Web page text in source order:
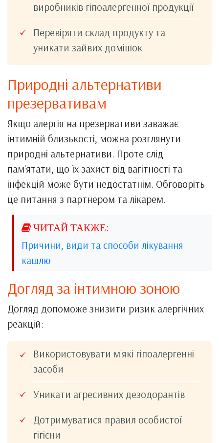
виробників гіпоалергенної продукції
Перевіряти склад продукту та
уникати зайвих домішок
Природні альтернативи
презервативам
Якщо алергія на презервативи заважає
інтимній близькості, можна розглянути
природні альтернативи. Проте слід
пам'ятати, що їх захист від вагітності та
інфекцій може бути недостатнім. Обговоріть
це питання з партнером та лікарем.
Причини, види та способи лікування
кашлю
Догляд за інтимною зоною
Догляд допоможе знизити ризик алергічних
реакцій:
Використовувати м'які гіпоалергенні
засоби
Уникати агресивних дезодорантів
Дотримуватися правил особистої
гігієни